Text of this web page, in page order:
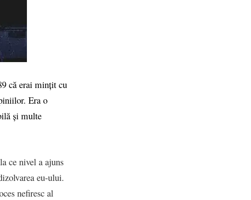
că erai mințit cu
Era o
și multe
ce nivel a ajuns
eu-ului.
nefiresc al